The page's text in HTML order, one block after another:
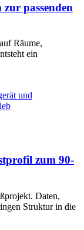
passenden
Räume,
ein
zum 90-
Daten,
Struktur in die